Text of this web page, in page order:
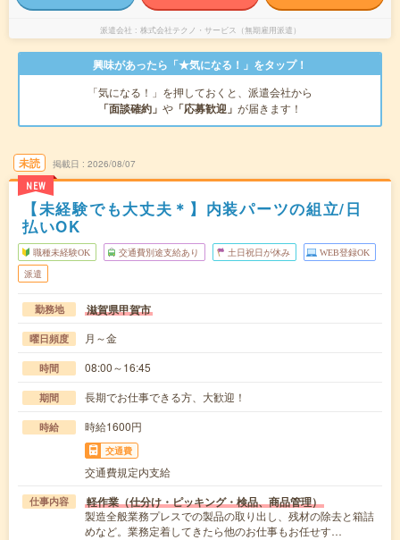
派遣会社 株式会社テクノ・サービス（無期雇用派遣）
興味があったら「★気になる！」をタップ！
「気になる！」を押しておくと、派遣会社から
「面談確約」 や 「応募歓迎」 が届きます！
未読
NEW
掲載日 2026/08/07
【未経験でも大丈夫＊】内装パーツの組立/日
払いOK
職種未経験OK 交通費別途支給あり 土日祝日が休み WEB登録OK
派遣
勤務地 滋賀県甲賀市
曜日頻度 月～金
時間 08:00～16:45
期間 長期でお仕事できる方、大歓迎！
時給 時給1600円
交通費
交通費規定内支給
仕事内容 軽作業（仕分け・ピッキング・検品、商品管理）
製造全般業務プレスでの製品の取り出し、残材の除去と箱詰
めなど。業務定着してきたら他のお仕事もお任せす…